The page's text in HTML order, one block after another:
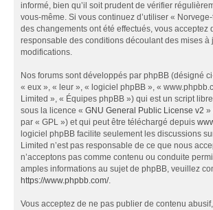
informé, bien qu’il soit prudent de vérifier
vous-même. Si vous continuez d’utiliser «
des changements ont été effectués, vous acceptez
responsable des conditions découlant des mises à
modifications.
Nos forums sont développés par phpBB (désigné
« eux », « leur », « logiciel phpBB », «
Limited », « Équipes phpBB ») qui est un script
sous la licence « GNU General Public License v2 »
par « GPL ») et qui peut être téléchargé depuis
logiciel phpBB facilite seulement les discussions
Limited n’est pas responsable de ce que nous
n’acceptons pas comme contenu ou conduite
amples informations au sujet de phpBB, veuillez
https://www.phpbb.com/.
Vous acceptez de ne pas publier de contenu